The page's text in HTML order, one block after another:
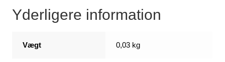
Yderligere information
Vægt 0,03 kg